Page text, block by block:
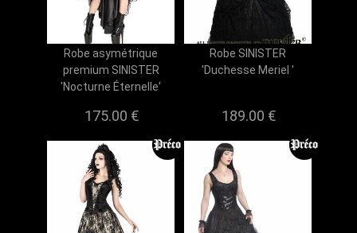
Robe asymétrique
premium SINISTER
'Nocturne Éternelle'
175.00 €
Robe SINISTER
'Duchesse Meriel '
189.00 €